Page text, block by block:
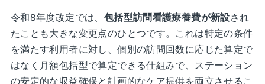
令和8年度改定では、 包括型訪問看護療養費が新設され
たことも大きな変更点のひとつです。これは特定の条件
を満たす利用者に対し、個別の訪問回数に応じた算定で
はなく月額包括型で算定できる仕組みで、ステーション
の安定的な収益確保と計画的なケア提供を両立させるこ